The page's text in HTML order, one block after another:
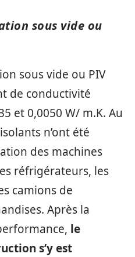
sous vide ou
sous vide ou PIV
de conductivité
et 0,0050 W/ m.K. Au
n’ont été
des machines
réfrigérateurs, les
camions de
Après la
le
s’y est